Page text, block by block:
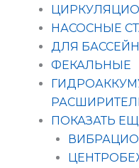
НАСОСНЫЕ
ДЛЯ
ФЕКАЛЬНЫЕ
ПОКАЗАТЬ